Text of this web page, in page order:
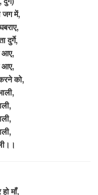
जग में,
दुर्गे,
आए,
आए,
को,
माँ,